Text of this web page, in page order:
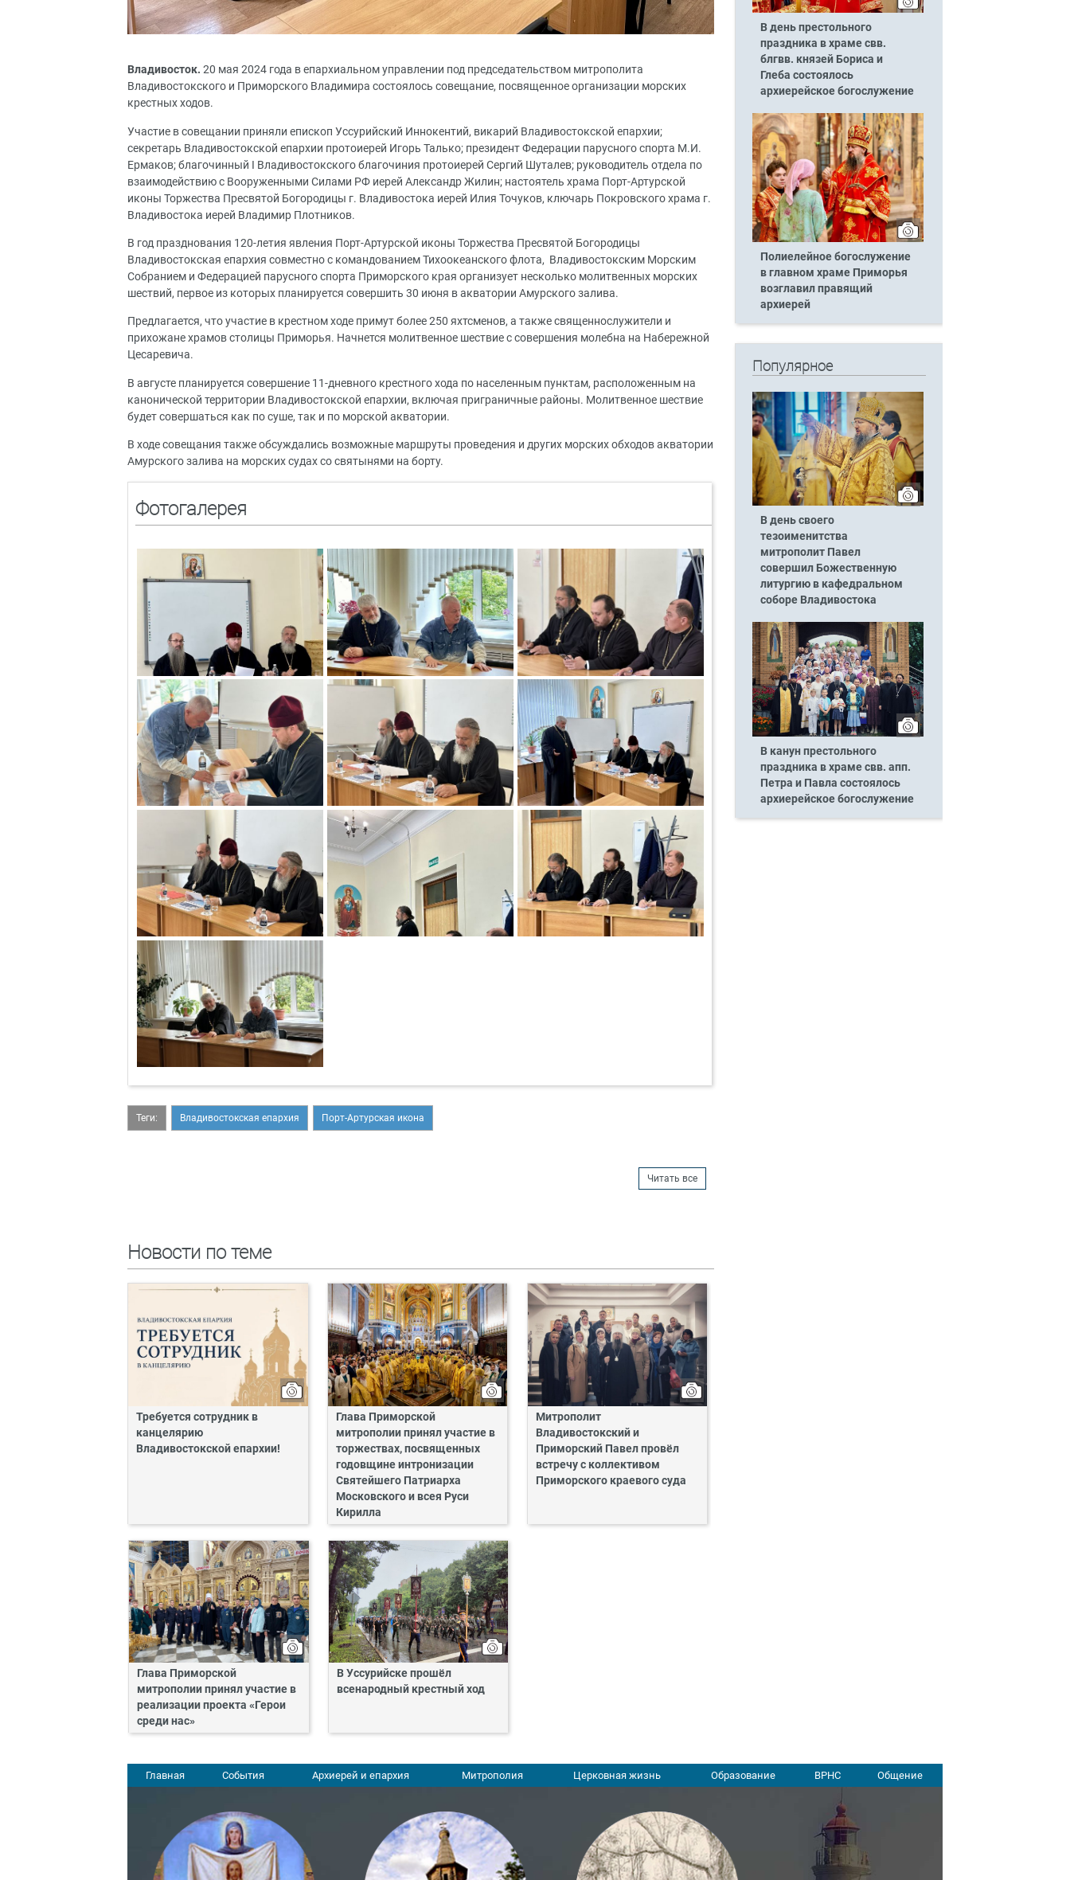
Владивосток. 20 мая 2024 года в епархиальном управлении под председательством митрополита
Владивостокского и Приморского Владимира состоялось совещание, посвященное организации морских
крестных ходов.
Участие в совещании приняли епископ Уссурийский Иннокентий, викарий Владивостокской епархии;
секретарь Владивостокской епархии протоиерей Игорь Талько; президент Федерации парусного спорта М.И.
Ермаков; благочинный I Владивостокского благочиния протоиерей Сергий Шуталев; руководитель отдела по
взаимодействию с Вооруженными Силами РФ иерей Александр Жилин; настоятель храма Порт-Артурской
иконы Торжества Пресвятой Богородицы г. Владивостока иерей Илия Точуков, ключарь Покровского храма г.
Владивостока иерей Владимир Плотников.
В год празднования 120-летия явления Порт-Артурской иконы Торжества Пресвятой Богородицы
Владивостокская епархия совместно с командованием Тихоокеанского флота, Владивостокским Морским
Собранием и Федерацией парусного спорта Приморского края организует несколько молитвенных морских
шествий, первое из которых планируется совершить 30 июня в акватории Амурского залива.
Предлагается, что участие в крестном ходе примут более 250 яхтсменов, а также священнослужители и
прихожане храмов столицы Приморья. Начнется молитвенное шествие с совершения молебна на Набережной
Цесаревича.
В августе планируется совершение 11-дневного крестного хода по населенным пунктам, расположенным на
канонической территории Владивостокской епархии, включая приграничные районы. Молитвенное шествие
будет совершаться как по суше, так и по морской акватории.
В ходе совещания также обсуждались возможные маршруты проведения и других морских обходов акватории
Амурского залива на морских судах со святынями на борту.
Фотогалерея
Теги: Владивостокская епархия Порт-Артурская икона
Читать все
Новости по теме
Требуется сотрудник в
канцелярию
Владивостокской епархии!
Глава Приморской
митрополии принял участие в
торжествах, посвященных
годовщине интронизации
Святейшего Патриарха
Московского и всея Руси
Кирилла
Митрополит
Владивостокский и
Приморский Павел провёл
встречу с коллективом
Приморского краевого суда
Глава Приморской
митрополии принял участие в
реализации проекта «Герои
среди нас»
В Уссурийске прошёл
всенародный крестный ход
В день престольного
праздника в храме свв.
блгвв. князей Бориса и
Глеба состоялось
архиерейское богослужение
Полиелейное богослужение
в главном храме Приморья
возглавил правящий
архиерей
Популярное
В день своего
тезоименитства
митрополит Павел
совершил Божественную
литургию в кафедральном
соборе Владивостока
В канун престольного
праздника в храме свв. апп.
Петра и Павла состоялось
архиерейское богослужение
Главная События Архиерей и епархия Митрополия Церковная жизнь Образование ВРНС Общение